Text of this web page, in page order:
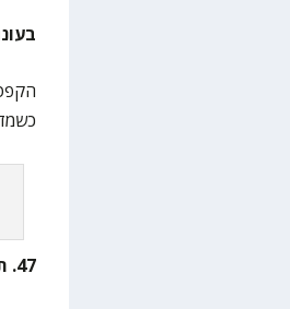
בעונה
47. תומר לוינסון – 4.83